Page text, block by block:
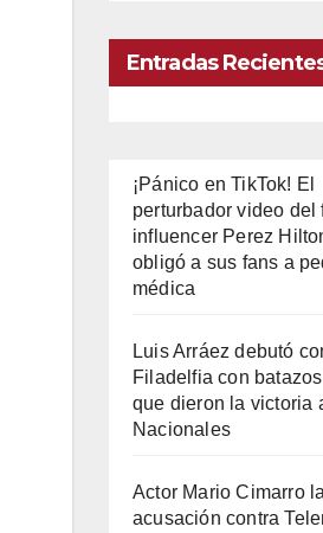
Entradas
¡Pánico en TikTok! El
perturbador video del
influencer Perez
obligó a sus fans a
médica
Luis Arráez debutó
Filadelfia con
que dieron la victoria
Nacionales
Actor Mario Cimarro
acusación contra